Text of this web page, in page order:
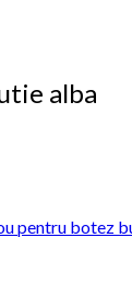
alba
pentru botez